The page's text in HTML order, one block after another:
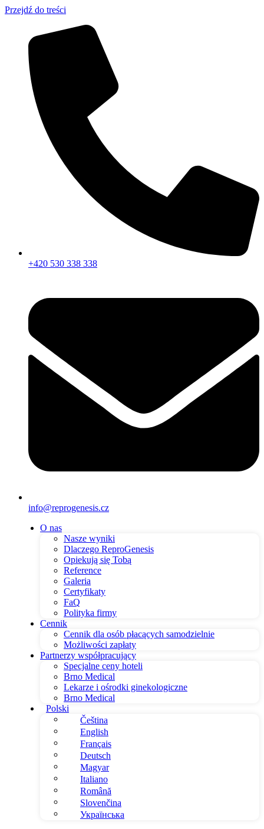
Przejdź do treści
+420 530 338 338
info@reprogenesis.cz
O nas
Nasze wyniki
Dlaczego ReproGenesis
Opiekują się Tobą
Reference
Galeria
Certyfikaty
FaQ
Polityka firmy
Cennik
Cennik dla osób płacących samodzielnie
Możliwości zapłaty
Partnerzy współpracujący
Specjalne ceny hoteli
Brno Medical
Lekarze i ośrodki ginekologiczne
Brno Medical
Polski
Čeština
English
Français
Deutsch
Magyar
Italiano
Română
Slovenčina
Українська